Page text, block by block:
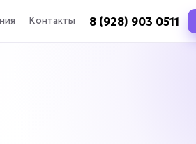
Контакты 8 (928) 903 0511